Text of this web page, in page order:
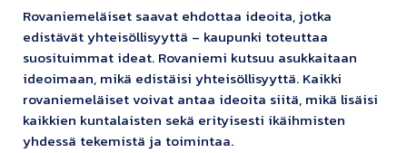
Rovaniemeläiset saavat ehdottaa ideoita, jotka
edistävät yhteisöllisyyttä – kaupunki toteuttaa
suosituimmat ideat. Rovaniemi kutsuu asukkaitaan
ideoimaan, mikä edistäisi yhteisöllisyyttä. Kaikki
rovaniemeläiset voivat antaa ideoita siitä, mikä lisäisi
kaikkien kuntalaisten sekä erityisesti ikäihmisten
yhdessä tekemistä ja toimintaa.